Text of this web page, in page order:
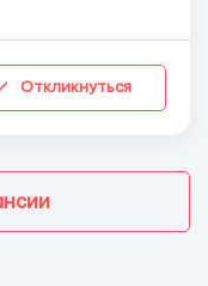
Откликнуться